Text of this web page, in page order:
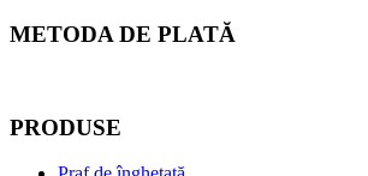
METODA DE PLATĂ
PRODUSE